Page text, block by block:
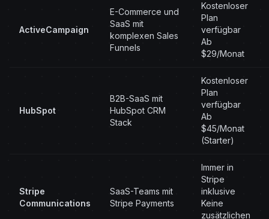
ActiveCampaign
E-Commerce und
SaaS mit
komplexen Sales
Funnels
Kostenloser
Plan
verfügbar
Ab
$29/Monat
HubSpot
B2B-SaaS mit
HubSpot CRM
Stack
Kostenloser
Plan
verfügbar
Ab
$45/Monat
(Starter)
Stripe
Communications
SaaS-Teams mit
Stripe Payments
Immer in
Stripe
inklusive
Keine
zusätzlichen